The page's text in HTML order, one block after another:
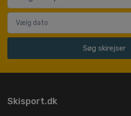
Søg skirejser
Skisport.dk